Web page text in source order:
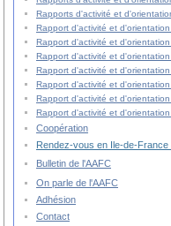
Rapports d'activité et
Rapport d'activité et
Rapport d'activité et
Rapport d'activité et
Rapport d'activité et
Rapport d'activité et
Rapport d'activité et
Rapport d'activité et
Coopération
Rendez-vous en Ile-de-France
Bulletin de l'AAFC
On parle de l'AAFC
Adhésion
Contact